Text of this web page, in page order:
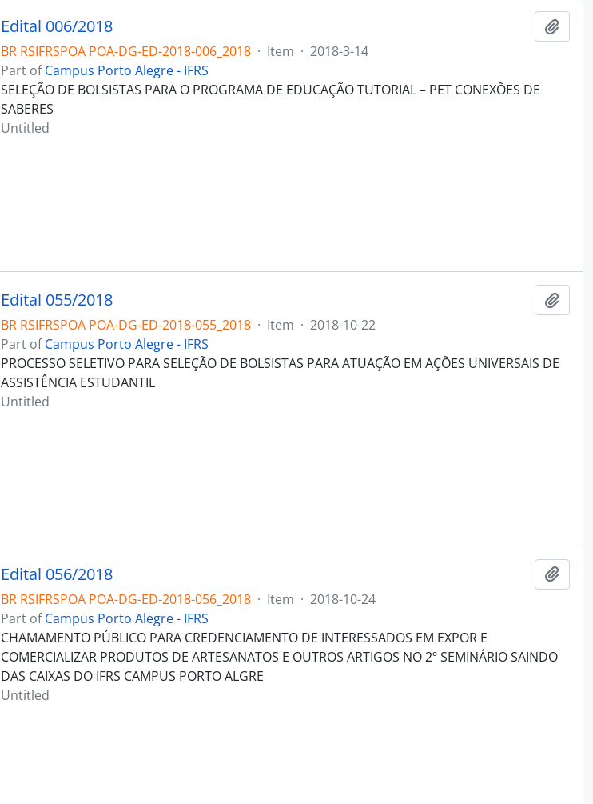
Edital 006/2018
BR RSIFRSPOA POA-DG-ED-2018-006_2018 · Item · 2018-3-14
Part ofCampus Porto Alegre - IFRS
SELEÇÃO DE BOLSISTAS PARA O PROGRAMA DE EDUCAÇÃO TUTORIAL – PET CONEXÕES DE
SABERES
Untitled
Edital 055/2018
BR RSIFRSPOA POA-DG-ED-2018-055_2018 · Item · 2018-10-22
Part ofCampus Porto Alegre - IFRS
PROCESSO SELETIVO PARA SELEÇÃO DE BOLSISTAS PARA ATUAÇÃO EM AÇÕES UNIVERSAIS DE
ASSISTÊNCIA ESTUDANTIL
Untitled
Edital 056/2018
BR RSIFRSPOA POA-DG-ED-2018-056_2018 · Item · 2018-10-24
Part ofCampus Porto Alegre - IFRS
CHAMAMENTO PÚBLICO PARA CREDENCIAMENTO DE INTERESSADOS EM EXPOR E
COMERCIALIZAR PRODUTOS DE ARTESANATOS E OUTROS ARTIGOS NO 2º SEMINÁRIO SAINDO
DAS CAIXAS DO IFRS CAMPUS PORTO ALGRE
Untitled